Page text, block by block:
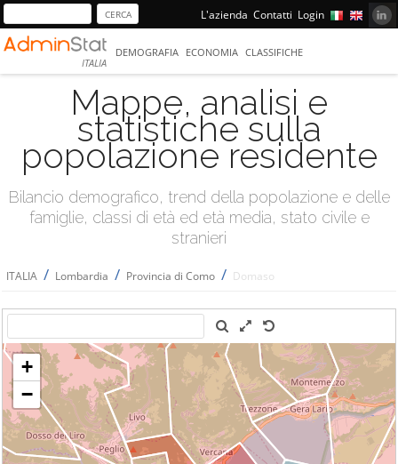
L'azienda Contatti Login
ITALIA
DEMOGRAFIA ECONOMIA CLASSIFICHE
Mappe, analisi e
statistiche sulla
popolazione residente
Bilancio demografico, trend della popolazione e delle
famiglie, classi di età ed età media, stato civile e
stranieri
ITALIA / Lombardia / Provincia di Como / Domaso